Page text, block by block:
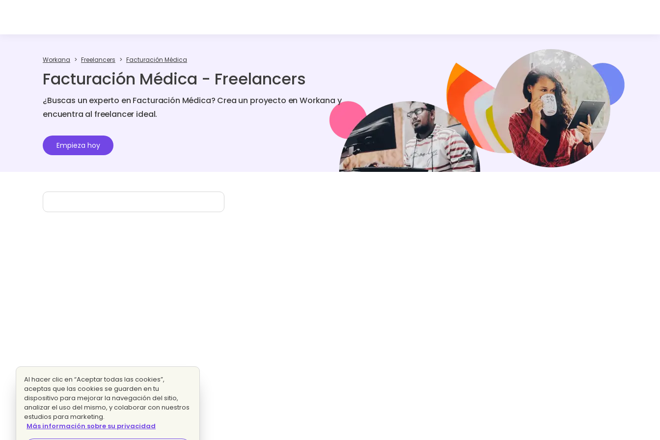
Workana Freelancers Facturación Médica
Facturación Médica - Freelancers
¿Buscas un experto en Facturación Médica? Crea un proyecto en Workana y
encuentra al freelancer ideal.
Empieza hoy
Al hacer clic en “Aceptar todas las cookies”,
aceptas que las cookies se guarden en tu
dispositivo para mejorar la navegación del sitio,
analizar el uso del mismo, y colaborar con nuestros
estudios para marketing.
Más información sobre su privacidad